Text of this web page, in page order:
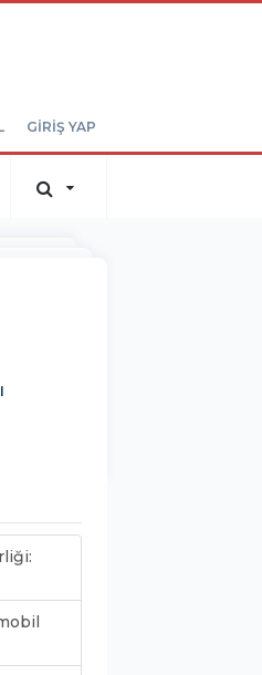
GİRİŞ YAP